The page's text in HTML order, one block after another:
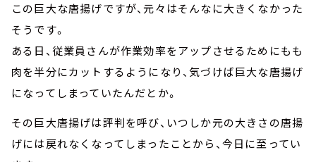
この巨大な唐揚げですが、元々はそんなに大きくなかった
そうです。
ある日、従業員さんが作業効率をアップさせるためにもも
肉を半分にカットするようになり、気づけば巨大な唐揚げ
になってしまっていたんだとか。
その巨大唐揚げは評判を呼び、いつしか元の大きさの唐揚
げには戻れなくなってしまったことから、今日に至ってい